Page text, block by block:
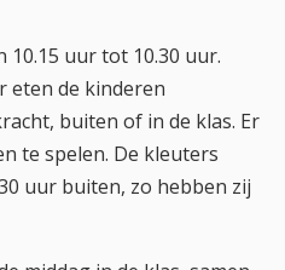
10.15 uur tot 10.30 uur.
eten de kinderen
buiten of in de klas. Er
te spelen. De kleuters
uur buiten, zo hebben zij